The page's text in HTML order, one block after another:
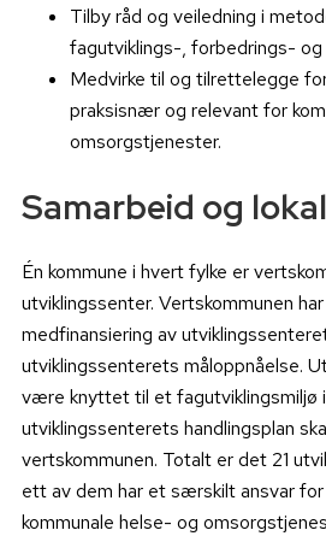
Tilby råd og veiledning i
fagutviklings-, forbedrings-
Medvirke til og tilrettelegge
praksisnær og relevant for
omsorgstjenester.
Samarbeid og
Én kommune i hvert fylke er
utviklingssenter. Vertskommunen
medfinansiering av
utviklingssenterets måloppnåelse.
være knyttet til et fagutviklingsmiljø
utviklingssenterets handlingsplan
vertskommunen. Totalt er det 21
ett av dem har et særskilt ansvar
kommunale helse- og